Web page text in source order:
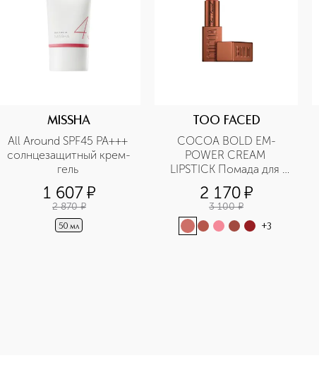
MISSHA
All Around SPF45 PA+++
солнцезащитный крем-
гель
1 607¤
2 870 ¤
50 мл
TOO FACED
COCOA BOLD EM-
POWER CREAM
LIPSTICK Помада для
губ
2 170¤
3 100 ¤
+3